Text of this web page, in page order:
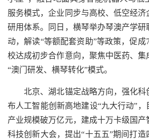
服务模式，企业同步与高校、低空经
研用体系。同日，横琴举办琴澳产学
动，解读“等额配套资助”等政策，促成
校达成初步合作意向，聚焦中医药、
“澳门研发、横琴转化”模式。
北京、湖北锚定战略方向，强化科
布人工智能创新高地建设“九大行动”
产业规模破万亿元，建成十万卡级国
科技创新大会，提出“十五五”期间打